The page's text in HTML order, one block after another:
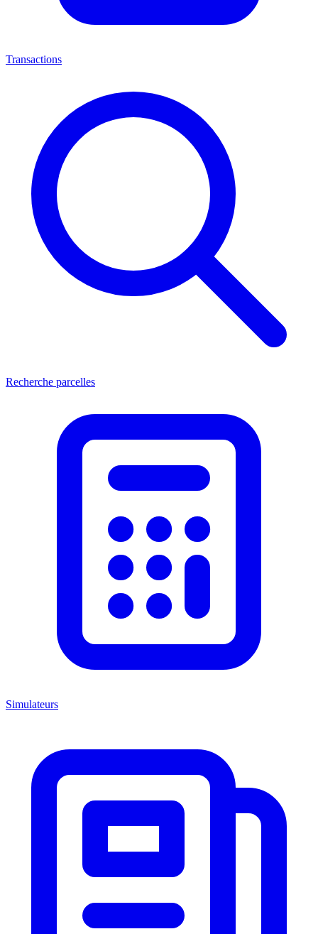
Transactions
Recherche parcelles
Simulateurs